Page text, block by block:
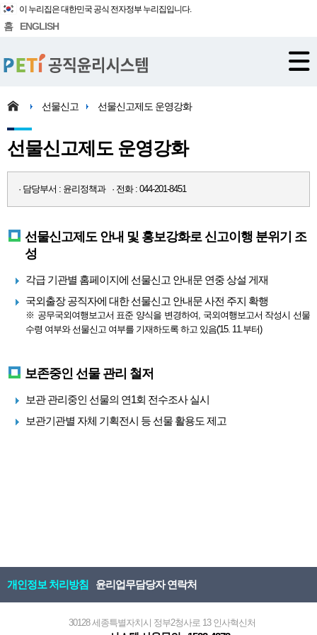
이 누리집은 대한민국 공식 전자정부 누리집입니다.
홈 ENGLISH
선물신고 선물신고제도 운영강화
선물신고제도 운영강화
· 담당부서 : 윤리정책과 · 전화 : 044-201-8451
선물신고제도 안내 및 홍보강화로 신고이행 분위기 조
성
각급 기관별 홈페이지에 선물신고 안내문 연중 상설 게재
국외출장 공직자에 대한 선물신고 안내문 사전 주지 확행
※ 공무국외여행보고서 표준 양식을 변경하여, 국외여행보고서 작성시 선물
수령 여부와 선물신고 여부를 기재하도록 하고 있음('15. 11.부터)
보존중인 선물 관리 철저
보관 관리중인 선물의 연1회 전수조사 실시
보관기관별 자체 기획전시 등 선물 활용도 제고
개인정보 처리방침 윤리업무담당자 연락처
30128 세종특별자치시 정부2청사로 13 인사혁신처